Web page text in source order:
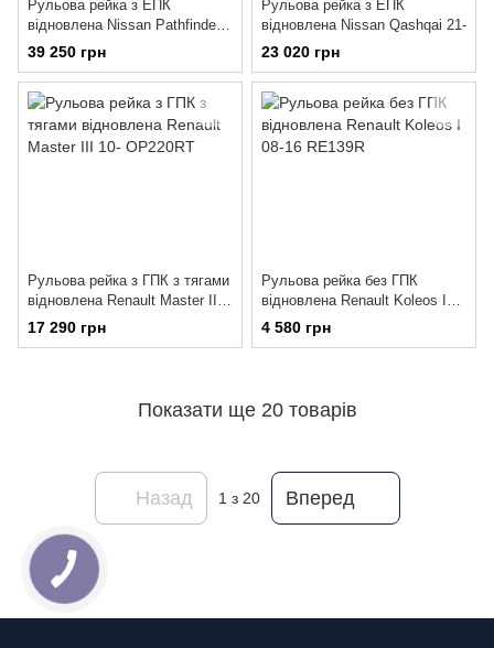
Рульова рейка з ЕПК
відновлена Nissan Pathfinder
R53 21-
39 250 грн
Рульова рейка з ЕПК
відновлена Nissan Qashqai 21-
23 020 грн
Рульова рейка з ГПК з тягами
відновлена Renault Master III
10- OP220RT
17 290 грн
Рульова рейка без ГПК
відновлена Renault Koleos I
08-16 RE139R
4 580 грн
Показати ще 20 товарів
Назад 1 з 20 Вперед